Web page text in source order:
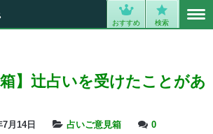
おすすめ 検索
箱】辻占いを受けたことがあ
月14日 占いご意見箱 0